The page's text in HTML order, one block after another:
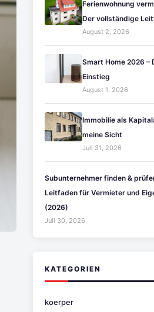
Ferienwohnung
Der vollständige
August 2, 2026
Smart Home 2026 –
Einstieg
August 1, 2026
Immobilie als
meine Sicht
Juli 31, 2026
Subunternehmer finden &
Leitfaden für Vermieter und
(2026)
Juli 30, 2026
KATEGORIEN
koerper